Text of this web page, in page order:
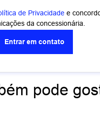
de Privacidade e
da concessionária.
Entrar em contato
pode